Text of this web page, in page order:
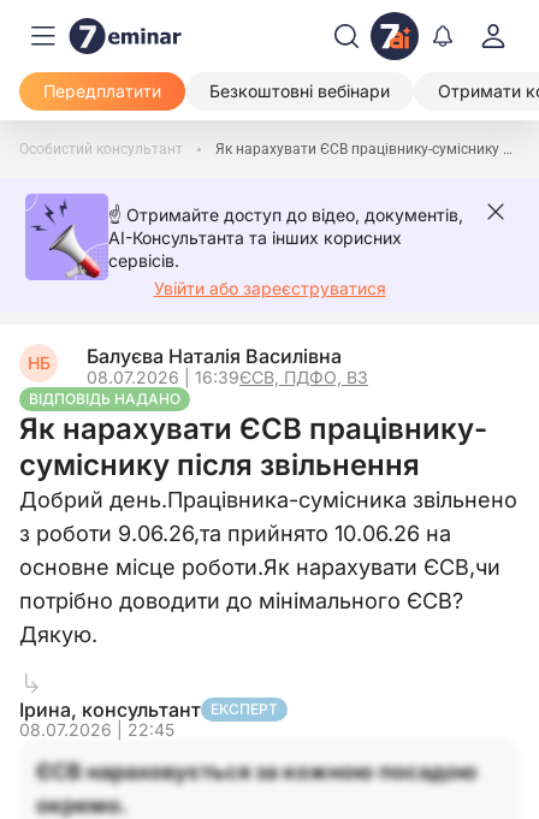
Передплатити Безкоштовні вебінари Отримати
Особистий консультант Як нарахувати ЄСВ працівнику-суміснику після звільнення
☝️ Отримайте доступ до відео, документів,
AI-Консультанта та інших корисних
сервісів.
Увійти або зареєструватися
НБ Балуєва Наталія Василівна
08.07.2026 | 16:39ЄСВ, ПДФО, ВЗ
ВІДПОВІДЬ НАДАНО
Як нарахувати ЄСВ працівнику-
суміснику після звільнення
Добрий день.Працівника-сумісника звільнено
з роботи 9.06.26,та прийнято 10.06.26 на
основне місце роботи.Як нарахувати ЄСВ,чи
потрібно доводити до мінімального ЄСВ?
Дякую.
Ірина, консультант ЕКСПЕРТ
08.07.2026 | 22:45
ЄСВ нараховується за кожною посадою
окремо.